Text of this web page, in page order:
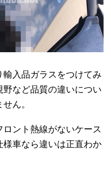
輸入品ガラスをつけてみ
など品質の違いについ
ん。
ント熱線がないケース
車なら違いは正直わか